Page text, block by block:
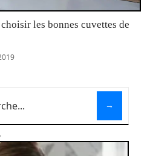
les bonnes cuvettes de